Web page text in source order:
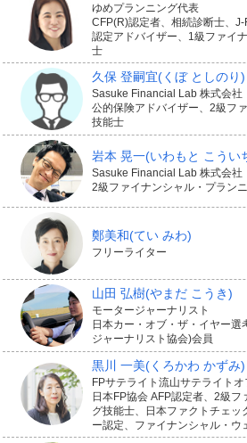
ゆめプランニング代表
CFP(R)認定者、相続診断士、
認定アドバイザー、1級ファイ
士
久保 登嗣宜(くぼ としのり)
Sasuke Financial Lab 株式会社
公的保険アドバイザー、2級フ
技能士
岩本 晃一(いわもと こうい
Sasuke Financial Lab 株式会社
2級ファイナンシャル・プラン
鄭美和(てい みわ)
フリーライター
山田 弘樹(やまだ こうき)
モータージャーナリスト
日本カー・オブ・ザ・イヤー選
ジャーナリスト協会)会員
黒川 一美(くろかわ かずみ)
FPサテライト流山サテライト
日本FP協会 AFP認定者、2級
グ技能士、日本ファクトチェッ
ー認定、ファイナンシャル・ウ